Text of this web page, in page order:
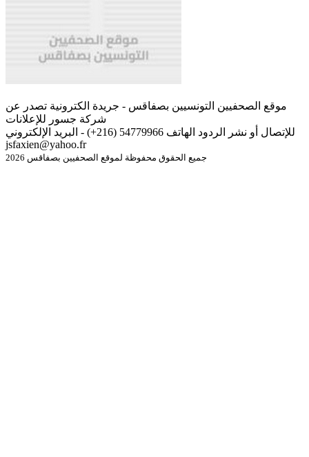
موقع الصحفيين التونسيين بصفاقس - جريدة الكترونية تصدر عن
شركة جسور للإعلانات
للإتصال أو نشر الردود الهاتف 54779966 (216+) - البريد الإلكتروني
jsfaxien@yahoo.fr
جميع الحقوق محفوظة لموقع الصحفيين بصفاقس 2026